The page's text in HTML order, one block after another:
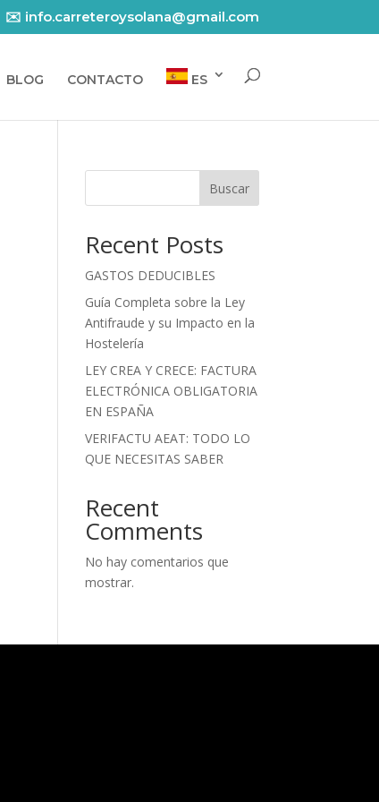
✉️ info.carreteroysolana@gmail.com
BLOG CONTACTO ES
Buscar
Recent Posts
GASTOS DEDUCIBLES
Guía Completa sobre la Ley
Antifraude y su Impacto en la
Hostelería
LEY CREA Y CRECE: FACTURA
ELECTRÓNICA OBLIGATORIA
EN ESPAÑA
VERIFACTU AEAT: TODO LO
QUE NECESITAS SABER
Recent
Comments
No hay comentarios que
mostrar.